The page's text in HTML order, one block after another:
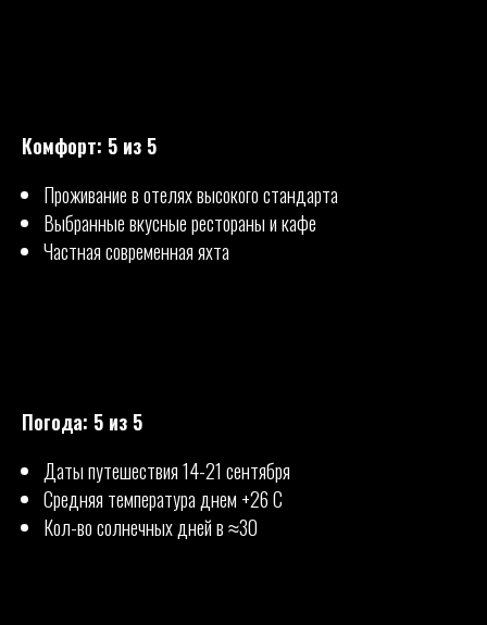
Комфорт: 5 из 5
Проживание в отелях высокого стандарта
Выбранные вкусные рестораны и кафе
Частная современная яхта
Погода: 5 из 5
Даты путешествия 14-21 сентября
Средняя температура днем +26 С
Кол-во солнечных дней в ≈30